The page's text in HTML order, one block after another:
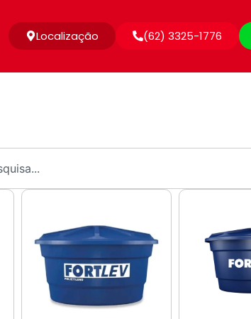
Localização (62) 3325-1776